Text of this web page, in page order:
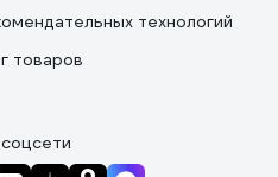
технологий
товаров